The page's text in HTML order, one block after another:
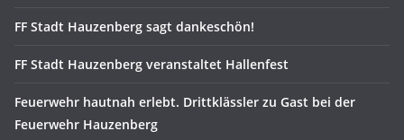
FF Stadt Hauzenberg sagt dankeschön!
FF Stadt Hauzenberg veranstaltet Hallenfest
Feuerwehr hautnah erlebt. Drittklässler zu Gast bei der
Feuerwehr Hauzenberg